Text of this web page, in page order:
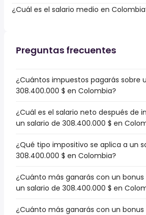
¿Cuál es el salario medio en
Preguntas frecuentes
¿Cuántos impuestos pagarás sobre
308.400.000 $ en Colombia?
¿Cuál es el salario neto después de
un salario de 308.400.000 $ en
¿Qué tipo impositivo se aplica a un
308.400.000 $ en Colombia?
¿Cuánto más ganarás con un bonus
un salario de 308.400.000 $ en
¿Cuánto más ganarás con un bonus